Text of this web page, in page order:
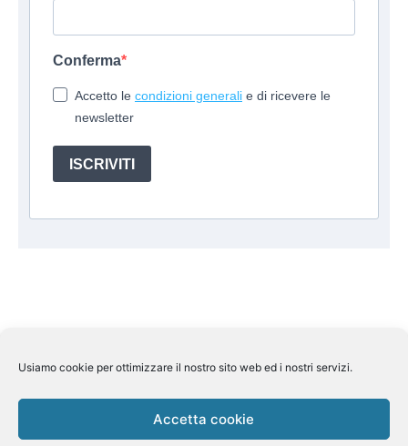
Usiamo cookie per ottimizzare il nostro sito web ed i nostri servizi.
Accetta cookie
Conferma
Accetto le condizioni generali e di ricevere le
newsletter
ISCRIVITI
Suite Travel byHelkin SrlVia Aurelio Saffi, 10 00015
Licenza Regione Lombardia n 269858